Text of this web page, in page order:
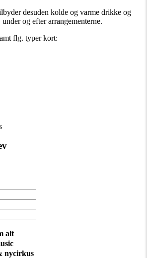
desuden kolde og varme drikke og
og efter arrangementerne.
flg. typer kort:
alt
nycirkus